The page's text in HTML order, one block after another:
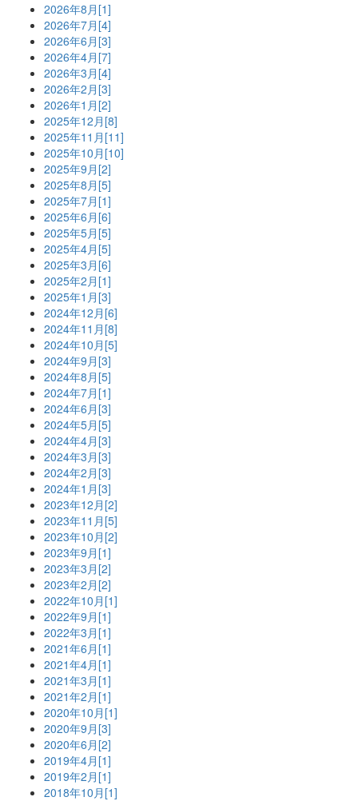
2026年8月[1]
2026年7月[4]
2026年6月[3]
2026年4月[7]
2026年3月[4]
2026年2月[3]
2026年1月[2]
2025年12月[8]
2025年11月[11]
2025年10月[10]
2025年9月[2]
2025年8月[5]
2025年7月[1]
2025年6月[6]
2025年5月[5]
2025年4月[5]
2025年3月[6]
2025年2月[1]
2025年1月[3]
2024年12月[6]
2024年11月[8]
2024年10月[5]
2024年9月[3]
2024年8月[5]
2024年7月[1]
2024年6月[3]
2024年5月[5]
2024年4月[3]
2024年3月[3]
2024年2月[3]
2024年1月[3]
2023年12月[2]
2023年11月[5]
2023年10月[2]
2023年9月[1]
2023年3月[2]
2023年2月[2]
2022年10月[1]
2022年9月[1]
2022年3月[1]
2021年6月[1]
2021年4月[1]
2021年3月[1]
2021年2月[1]
2020年10月[1]
2020年9月[3]
2020年6月[2]
2019年4月[1]
2019年2月[1]
2018年10月[1]